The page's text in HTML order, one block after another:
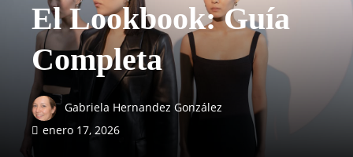
El Lookbook: Guía
Completa
Gabriela Hernandez González
enero 17, 2026